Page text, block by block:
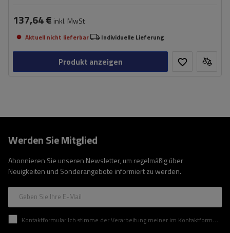
137,64 € inkl. MwSt
Aktuell nicht lieferbar Individuelle Lieferung
Produkt anzeigen
Werden Sie Mitglied
Abonnieren Sie unseren Newsletter, um regelmäßig über
Neuigkeiten und Sonderangebote informiert zu werden.
Geben Sie Ihre E-Mail
Kontaktformular Ich stimme der Verarbeitung meiner im Kontaktformular enthaltenen personenbezogenen Daten gemäß der Verordnung (EU) des Europäischen Parlaments und des Rates zu.